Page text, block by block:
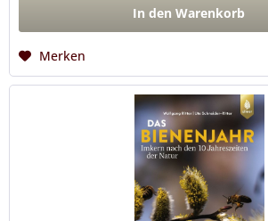
In den Warenkorb
Merken